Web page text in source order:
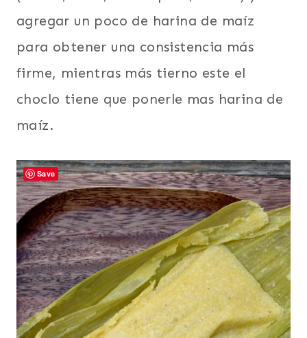
agregar un poco de harina de maíz
para obtener una consistencia más
firme, mientras más tierno este el
choclo tiene que ponerle mas harina de
maíz.
Save